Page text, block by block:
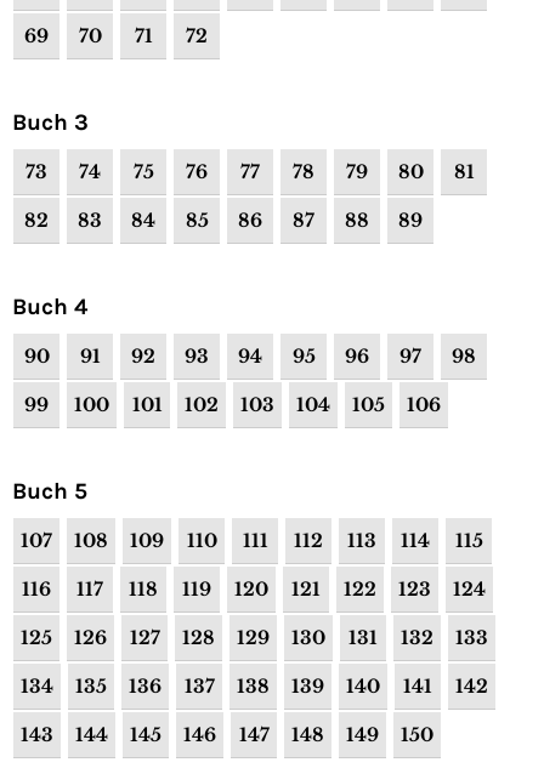
69 70 71 72
Buch 3
73 74 75 76 77 78 79 80 81
82 83 84 85 86 87 88 89
Buch 4
90 91 92 93 94 95 96 97 98
99 100 101 102 103 104 105 106
Buch 5
107 108 109 110 111 112 113 114 115
116 117 118 119 120 121 122 123 124
125 126 127 128 129 130 131 132 133
134 135 136 137 138 139 140 141 142
143 144 145 146 147 148 149 150